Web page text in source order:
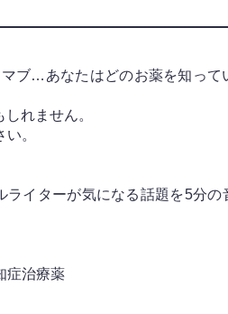
ブ…あなたはどのお薬を知って
れません。
。
ライターが気になる話題を5分の
症治療薬